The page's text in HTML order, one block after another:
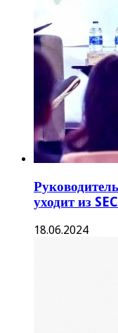
уходит из
18.06.2024